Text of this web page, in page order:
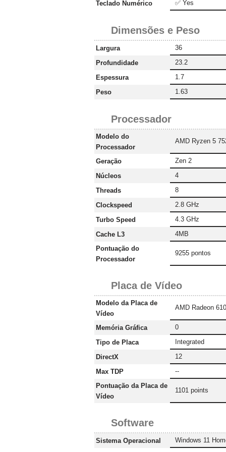
Teclado Numérico ✅ Yes
Dimensões e Peso
Largura
36
Profundidade
23.2
Espessura
1.7
Peso
1.63
Processador
Modelo do
Processador
AMD Ryzen 5
Geração
Zen 2
Núcleos
4
Threads
8
Clockspeed
2.8 GHz
Turbo Speed
4.3 GHz
Cache L3
4MB
Pontuação do
Processador
9255 pontos
Placa de Vídeo
Modelo da Placa de
Vídeo
AMD Radeon
Memória Gráfica
0
Tipo de Placa
Integrated
DirectX
12
Max TDP
--
Pontuação da Placa de
Vídeo
1101 points
Software
Sistema Operacional
Windows 11